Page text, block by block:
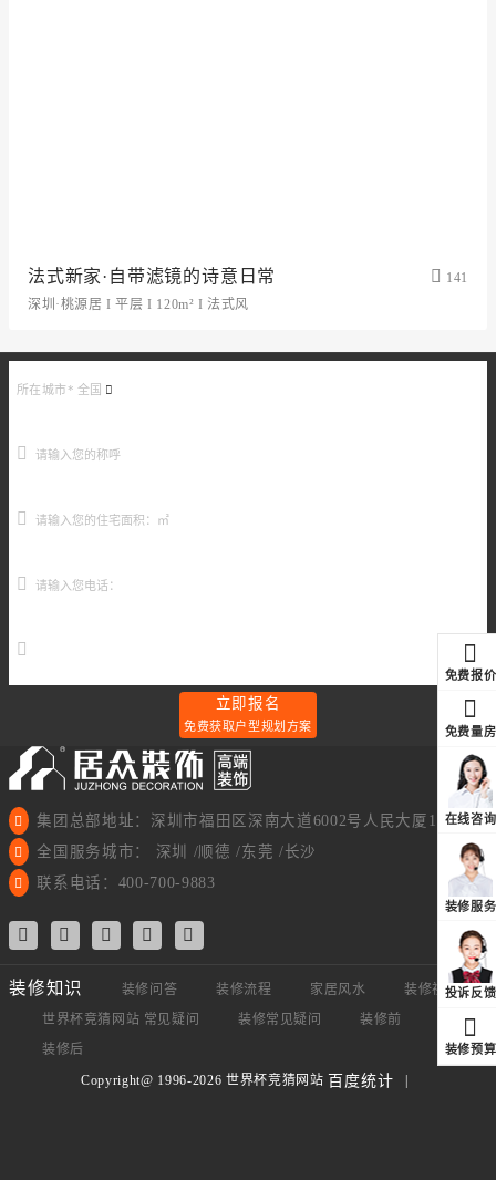
法式新家·自带滤镜的诗意日常
141
深圳·桃源居 I 平层 I 120m² I 法式风
所在城市* 全国
元
立即报名
免费获取户型规划方案
免费报价
免费量房
在线咨询
装修服务
投诉反馈
装修预算
集团总部地址：深圳市福田区深南大道6002号人民大厦11楼
全国服务城市： 深圳 /顺德 /东莞 /长沙
联系电话：400-700-9883
装修知识 装修问答 装修流程 家居风水
装修视频
世界杯竞猜网站 常见疑问
装修常见疑问 装修前
装修中
装修后
Copyright@ 1996-2026 世界杯竞猜网站 百度统计 |